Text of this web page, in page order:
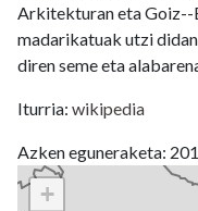
Arkitekturan eta Goiz--
madarikatuak utzi
diren seme eta
Iturria: wikipedia
Azken eguneraketa:
+